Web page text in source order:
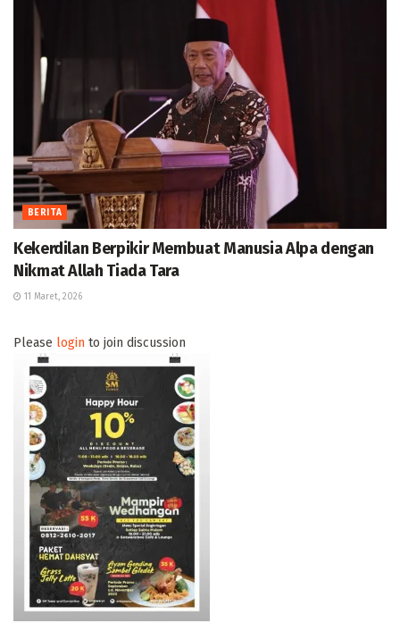
BERITA
Kekerdilan Berpikir Membuat Manusia Alpa dengan
Nikmat Allah Tiada Tara
11 Maret, 2026
Please login to join discussion